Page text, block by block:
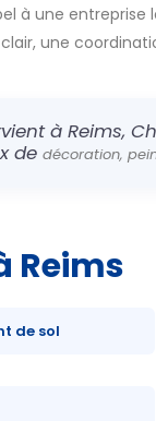
à une
une
à Reims,
de décoration,
Reims
de sol